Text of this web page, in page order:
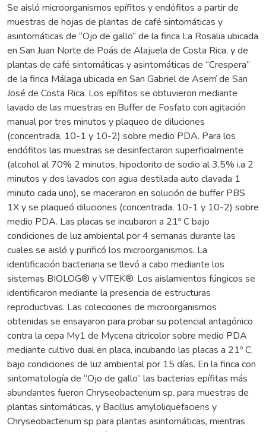
Se aisló microorganismos epífitos y endófitos a partir de
muestras de hojas de plantas de café sintomáticas y
asintomáticas de “Ojo de gallo” de la finca La Rosalia ubicada
en San Juan Norte de Poás de Alajuela de Costa Rica, y de
plantas de café sintomáticas y asintomáticas de “Crespera”
de la finca Málaga ubicada en San Gabriel de Aserrí de San
José de Costa Rica. Los epífitos se obtuvieron mediante
lavado de las muestras en Buffer de Fosfato con agitación
manual por tres minutos y plaqueo de diluciones
(concentrada, 10-1 y 10-2) sobre medio PDA. Para los
endófitos las muestras se desinfectaron superficialmente
(alcohol al 70% 2 minutos, hipoclorito de sodio al 3,5% i.a 2
minutos y dos lavados con agua destilada auto clavada 1
minuto cada uno), se maceraron en solución de buffer PBS
1X y se plaqueó diluciones (concentrada, 10-1 y 10-2) sobre
medio PDA. Las placas se incubaron a 21º C bajo
condiciones de luz ambiental por 4 semanas durante las
cuales se aisló y purificó los microorganismos. La
identificación bacteriana se llevó a cabo mediante los
sistemas BIOLOG® y VITEK®. Los aislamientos fúngicos se
identificaron mediante la presencia de estructuras
reproductivas. Las colecciones de microorganismos
obtenidas se ensayaron para probar su potencial antagónico
contra la cepa My1 de Mycena citricolor sobre medio PDA
mediante cultivo dual en placa, incubando las placas a 21º C,
bajo condiciones de luz ambiental por 15 días. En la finca con
sintomatología de “Ojo de gallo” las bacterias epífitas más
abundantes fueron Chryseobacterium sp. para muestras de
plantas sintomáticas, y Bacillus amyloliquefaciens y
Chryseobacterium sp para plantas asintomáticas, mientras